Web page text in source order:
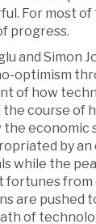
For most
progress.
and Simon
optimism
of how
course of
economic
by
while the
fortunes
are pushed
of